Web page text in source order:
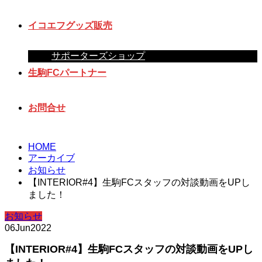
イコエフグッズ販売
サポーターズショップ
生駒FCパートナー
お問合せ
HOME
アーカイブ
お知らせ
【INTERIOR#4】生駒FCスタッフの対談動画をUPし
ました！
お知らせ
06Jun2022
【INTERIOR#4】生駒FCスタッフの対談動画をUPし